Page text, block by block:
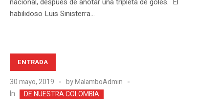
nacional, después de anotar una tripleta de goles. El
habilidoso Luis Sinisterra...
ENTRADA
30 mayo, 2019 byMalamboAdmin
In
DE NUESTRA COLOMBIA